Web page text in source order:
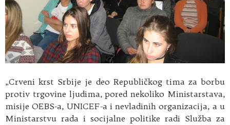
„Crveni krst Srbije je deo Republičkog tima za borbu
protiv trgovine ljudima, pored nekoliko Ministarstava,
misije OEBS-a, UNICEF-a i nevladinih organizacija, a u
Ministarstvu rada i socijalne politike radi Služba za